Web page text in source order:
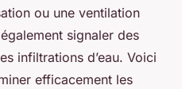
ou une ventilation
signaler des
infiltrations d’eau. Voici
efficacement les